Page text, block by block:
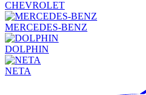
CHEVROLET
MERCEDES-BENZ
DOLPHIN
NETA